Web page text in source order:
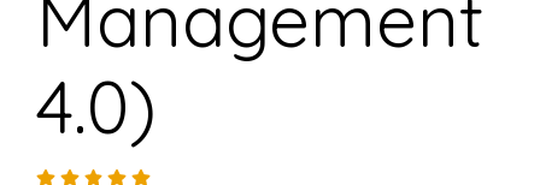
Management
4.0)